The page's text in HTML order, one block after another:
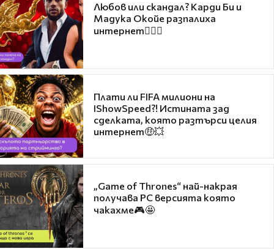
Любов или скандал? Карди Би и
Мадука Окойе разпалиха
интернет❤️‍🔥🔥
Плати ли FIFA милиони на
IShowSpeed?! Истината зад
сделката, която разтърси целия
интернет🤑💥
„Game of Thrones“ най-накрая
получава PC версията която
чакахме🎮🤩